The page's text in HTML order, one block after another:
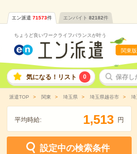
エン派遣 71573件 エンバイト 82182件
ちょうど良いワークライフバランスが叶う
関東版
気になる！リスト 0 保存し
派遣TOP 関東 埼玉県 埼玉県越谷市 埼
平均時給: 1,513 円
設定中の検索条件